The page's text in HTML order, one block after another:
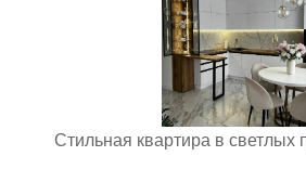
Стильная квартира в светлых